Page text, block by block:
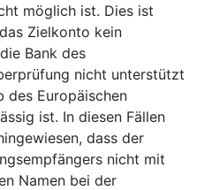
möglich ist. Dies ist
Zielkonto kein
Bank des
nicht unterstützt
des Europäischen
ist. In diesen Fällen
dass der
nicht mit
Namen bei der